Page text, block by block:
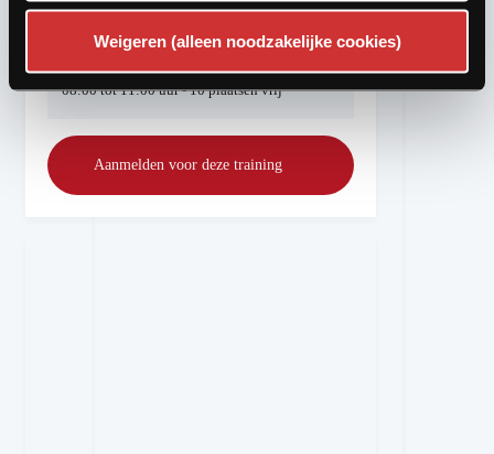
Weigeren (alleen noodzakelijke cookies)
Eerst beschikbare trainingsdatum:
Zaterdag 19-09-2026
08:00 tot 11:00 uur - 10 plaatsen vrij
Aanmelden voor deze training